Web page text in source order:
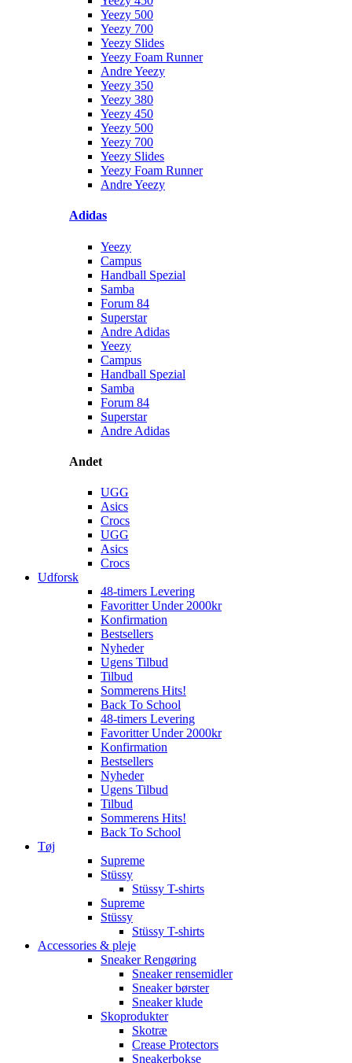
Yeezy 500
Yeezy 700
Yeezy Slides
Yeezy Foam Runner
Andre Yeezy
Yeezy 350
Yeezy 380
Yeezy 450
Yeezy 500
Yeezy 700
Yeezy Slides
Yeezy Foam Runner
Andre Yeezy
Adidas
Yeezy
Campus
Handball Spezial
Samba
Forum 84
Superstar
Andre Adidas
Yeezy
Campus
Handball Spezial
Samba
Forum 84
Superstar
Andre Adidas
Andet
UGG
Asics
Crocs
UGG
Asics
Crocs
Udforsk
48-timers Levering
Favoritter Under 2000kr
Konfirmation
Bestsellers
Nyheder
Ugens Tilbud
Tilbud
Sommerens Hits!
Back To School
48-timers Levering
Favoritter Under 2000kr
Konfirmation
Bestsellers
Nyheder
Ugens Tilbud
Tilbud
Sommerens Hits!
Back To School
Tøj
Supreme
Stüssy
Stüssy T-shirts
Supreme
Stüssy
Stüssy T-shirts
Accessories & pleje
Sneaker Rengøring
Sneaker rensemidler
Sneaker børster
Sneaker klude
Skoprodukter
Skotræ
Crease Protectors
Sneakerbokse